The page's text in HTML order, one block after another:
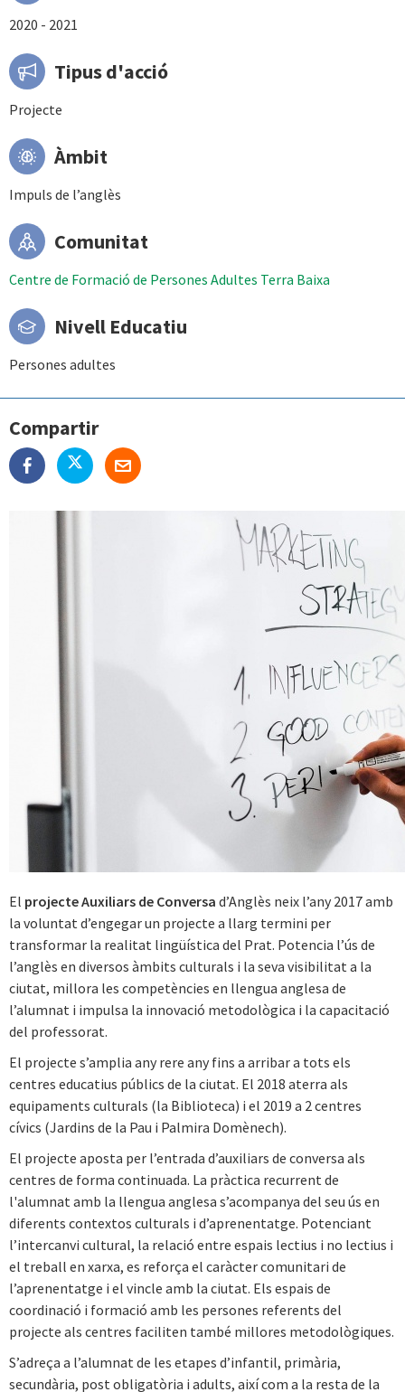
2020 - 2021
Tipus d'acció
Projecte
Àmbit
Impuls de l’anglès
Comunitat
Centre de Formació de Persones Adultes Terra Baixa
Nivell Educatiu
Persones adultes
Compartir
El projecte Auxiliars de Conversa d’Anglès neix l’any 2017 amb
la voluntat d’engegar un projecte a llarg termini per
transformar la realitat lingüística del Prat. Potencia l’ús de
l’anglès en diversos àmbits culturals i la seva visibilitat a la
ciutat, millora les competències en llengua anglesa de
l’alumnat i impulsa la innovació metodològica i la capacitació
del professorat.
El projecte s’amplia any rere any fins a arribar a tots els
centres educatius públics de la ciutat. El 2018 aterra als
equipaments culturals (la Biblioteca) i el 2019 a 2 centres
cívics (Jardins de la Pau i Palmira Domènech).
El projecte aposta per l’entrada d’auxiliars de conversa als
centres de forma continuada. La pràctica recurrent de
l'alumnat amb la llengua anglesa s’acompanya del seu ús en
diferents contextos culturals i d’aprenentatge. Potenciant
l’intercanvi cultural, la relació entre espais lectius i no lectius i
el treball en xarxa, es reforça el caràcter comunitari de
l’aprenentatge i el vincle amb la ciutat. Els espais de
coordinació i formació amb les persones referents del
projecte als centres faciliten també millores metodològiques.
S’adreça a l’alumnat de les etapes d’infantil, primària,
secundària, post obligatòria i adults, així com a la resta de la